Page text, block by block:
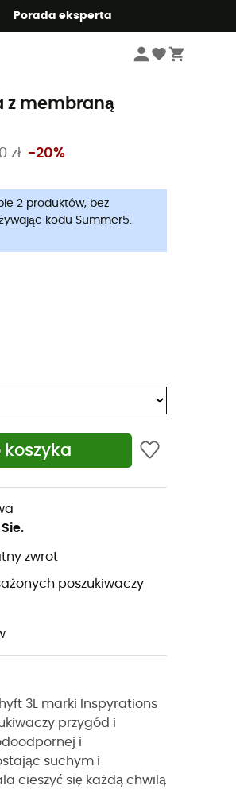
Porada eksperta
Kurtki przeciwdeszczowe meskie
z membraną
zł -20%
2 produktów, bez
kodu Summer5.
koszyka
Sie.
zwrot
poszukiwaczy
3L marki Inspyrations
przygód i
i
suchym i
cieszyć się każdą chwilą